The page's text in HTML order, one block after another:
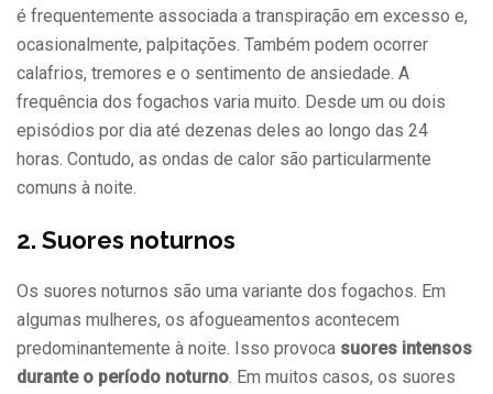
é frequentemente associada a transpiração em excesso e,
ocasionalmente, palpitações. Também podem ocorrer
calafrios, tremores e o sentimento de ansiedade. A
frequência dos fogachos varia muito. Desde um ou dois
episódios por dia até dezenas deles ao longo das 24
horas. Contudo, as ondas de calor são particularmente
comuns à noite.
2. Suores noturnos
Os suores noturnos são uma variante dos fogachos. Em
algumas mulheres, os afogueamentos acontecem
predominantemente à noite. Isso provoca suores intensos
durante o período noturno. Em muitos casos, os suores